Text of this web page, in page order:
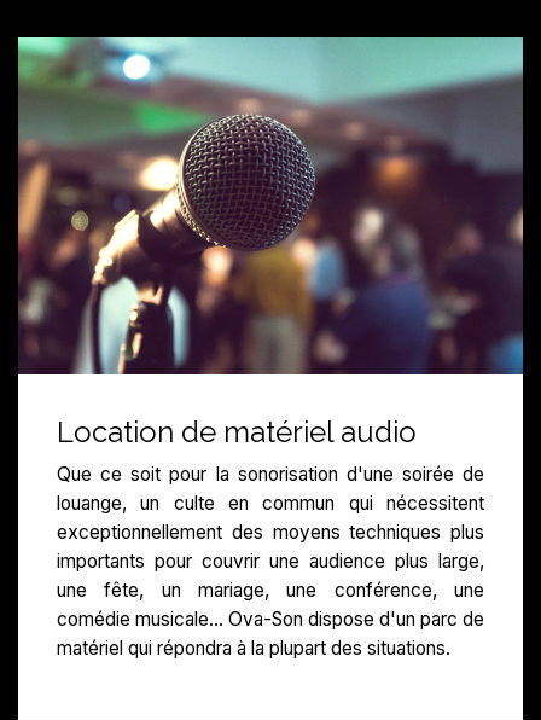
Location de matériel audio
Que ce soit pour la sonorisation d'une soirée de
louange, un culte en commun qui nécessitent
exceptionnellement des moyens techniques plus
importants pour couvrir une audience plus large,
une fête, un mariage, une conférence, une
comédie musicale... Ova-Son dispose d'un parc de
matériel qui répondra à la plupart des situations.